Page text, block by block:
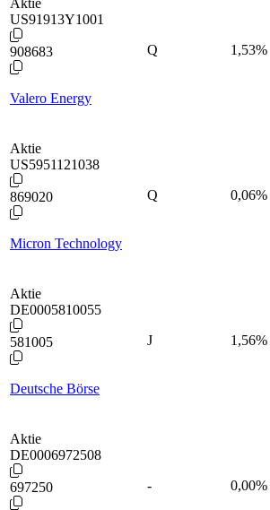
US91913Y1001
908683
Valero Energy
Q 1,53%
Aktie
US5951121038
869020
Micron Technology
Q 0,06%
Aktie
DE0005810055
581005
Deutsche Börse
J 1,56%
Aktie
DE0006972508
697250 - 0,00%